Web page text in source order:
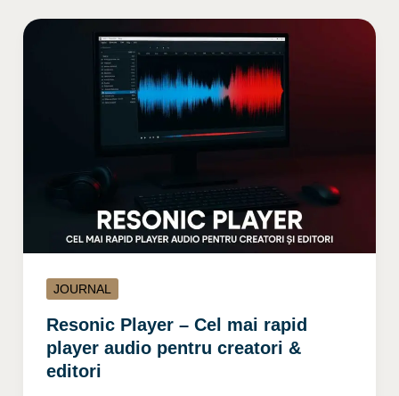
JOURNAL
Resonic Player – Cel mai rapid
player audio pentru creatori &
editori